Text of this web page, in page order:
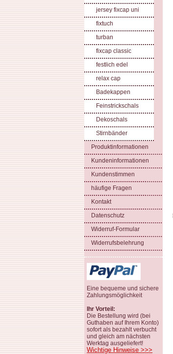
jersey fixcap uni
fixtuch
turban
fixcap classic
festlich edel
relax cap
Badekappen
Feinstrickschals
Dekoschals
Stirnbänder
Produktinformationen
Kundeninformationen
Kundenstimmen
häufige Fragen
Kontakt
Datenschutz
Widerruf-Formular
Widerrufsbelehrung
Eine bequeme und sichere
Zahlungsmöglichkeit
Ihr Vorteil:
Die Bestellung wird (bei
Guthaben auf Ihrem Konto)
sofort als bezahlt verbucht
und gleich am nächsten
Werktag ausgeliefert!
Wichtige Hinweise >>>